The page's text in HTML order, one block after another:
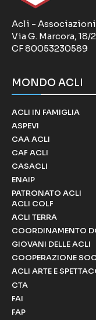
Acli -
Via G. Marcora,
CF 80053230589
MONDO ACLI
ACLI IN FAMIGLIA
ASPEVI
CAA ACLI
CAF ACLI
CASACLI
ENAIP
PATRONATO ACLI
ACLI COLF
ACLI TERRA
COORDINAMENTO
GIOVANI DELLE ACLI
COOPERAZIONE
ACLI ARTE E
CTA
FAI
FAP